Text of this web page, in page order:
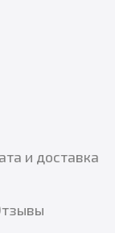
и доставка